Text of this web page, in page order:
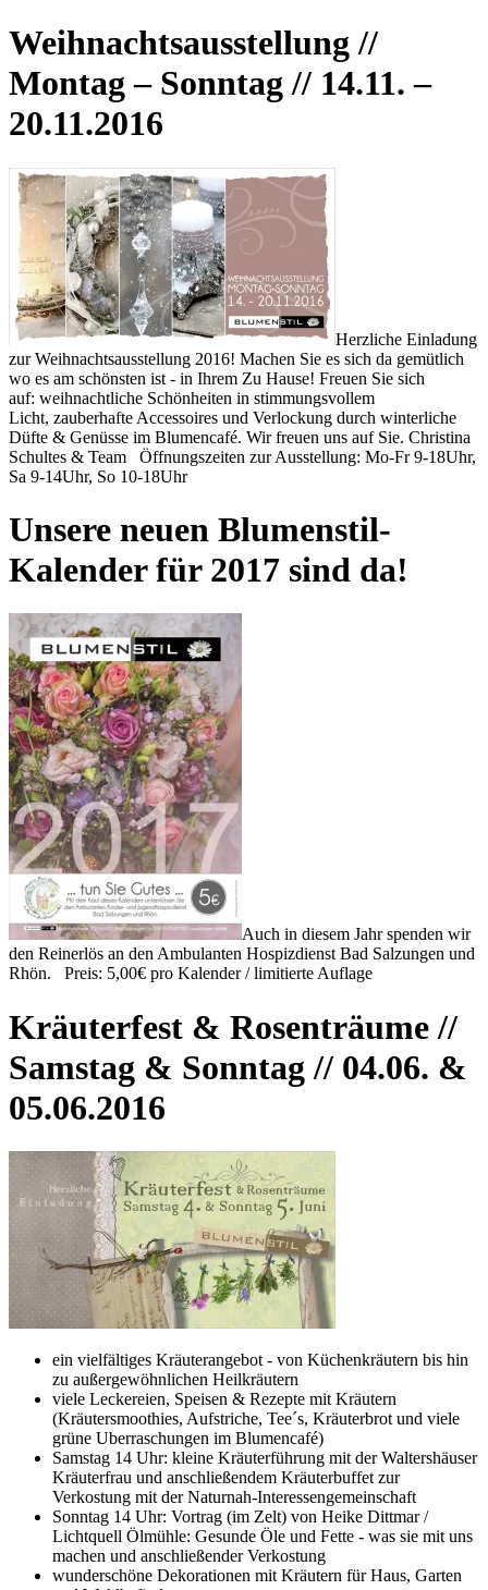
Weihnachtsausstellung //
Montag – Sonntag // 14.11. –
20.11.2016
Herzliche Einladung
zur Weihnachtsausstellung 2016! Machen Sie es sich da gemütlich
wo es am schönsten ist - in Ihrem Zu Hause! Freuen Sie sich
auf: weihnachtliche Schönheiten in stimmungsvollem
Licht, zauberhafte Accessoires und Verlockung durch winterliche
Düfte & Genüsse im Blumencafé. Wir freuen uns auf Sie. Christina
Schultes & Team Öffnungszeiten zur Ausstellung: Mo-Fr 9-18Uhr,
Sa 9-14Uhr, So 10-18Uhr
Unsere neuen Blumenstil-
Kalender für 2017 sind da!
Auch in diesem Jahr spenden wir
den Reinerlös an den Ambulanten Hospizdienst Bad Salzungen und
Rhön. Preis: 5,00€ pro Kalender / limitierte Auflage
Kräuterfest & Rosenträume //
Samstag & Sonntag // 04.06. &
05.06.2016
ein vielfältiges Kräuterangebot - von Küchenkräutern bis hin
zu außergewöhnlichen Heilkräutern
viele Leckereien, Speisen & Rezepte mit Kräutern
(Kräutersmoothies, Aufstriche, Tee´s, Kräuterbrot und viele
grüne Uberraschungen im Blumencafé)
Samstag 14 Uhr: kleine Kräuterführung mit der Waltershäuser
Kräuterfrau und anschließendem Kräuterbuffet zur
Verkostung mit der Naturnah-Interessengemeinschaft
Sonntag 14 Uhr: Vortrag (im Zelt) von Heike Dittmar /
Lichtquell Ölmühle: Gesunde Öle und Fette - was sie mit uns
machen und anschließender Verkostung
wunderschöne Dekorationen mit Kräutern für Haus, Garten